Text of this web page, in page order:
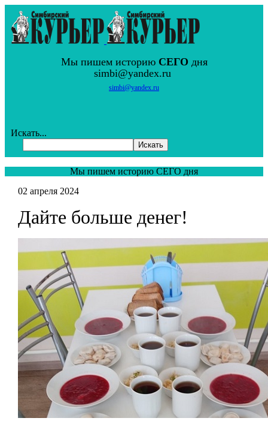
Мы пишем историю СЕГО дня
simbi@yandex.ru
simbi@yandex.ru
Искать...
Искать
Мы пишем историю СЕГО дня
02 апреля 2024
Дайте больше денег!